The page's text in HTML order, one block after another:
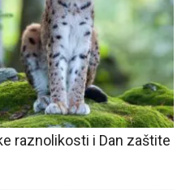
raznolikosti i Dan zaštite